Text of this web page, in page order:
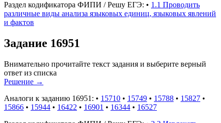
Раздел кодификатора ФИПИ / Решу ЕГЭ: • 1.1 Проводить
различные виды анализа языковых единиц, языковых явлений
и фактов
Задание 16951
Внимательно прочитайте текст задания и выберите верный
ответ из списка
Решение →
Аналоги к заданию 16951: • 15710 • 15749 • 15788 • 15827 •
15866 • 15944 • 16422 • 16901 • 16344 • 16527